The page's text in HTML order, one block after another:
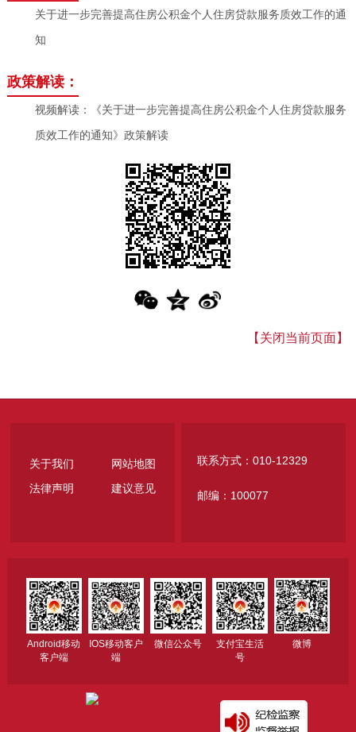
关于进一步完善提高住房公积金个人住房贷款服务质效工作的通
知
政策解读：
视频解读：《关于进一步完善提高住房公积金个人住房贷款服务
质效工作的通知》政策解读
【关闭当前页面】
关于我们
网站地图
法律声明
建议意见
联系方式：010-12329
邮编：100077
Android移动
客户端
IOS移动客户
端
微信公众号
支付宝生活
号
微博